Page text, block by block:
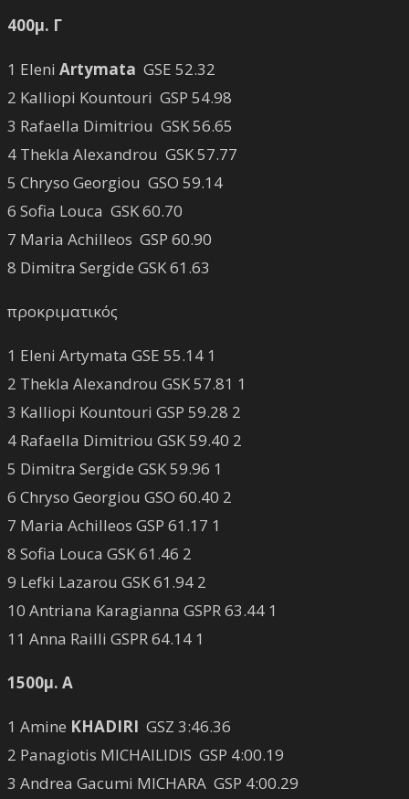
400μ. Γ
1 Eleni Artymata GSE 52.32
2 Kalliopi Kountouri GSP 54.98
3 Rafaella Dimitriou GSK 56.65
4 Thekla Alexandrou GSK 57.77
5 Chryso Georgiou GSO 59.14
6 Sofia Louca GSK 60.70
7 Maria Achilleos GSP 60.90
8 Dimitra Sergide GSK 61.63
προκριματικός
1 Eleni Artymata GSE 55.14 1
2 Thekla Alexandrou GSK 57.81 1
3 Kalliopi Kountouri GSP 59.28 2
4 Rafaella Dimitriou GSK 59.40 2
5 Dimitra Sergide GSK 59.96 1
6 Chryso Georgiou GSO 60.40 2
7 Maria Achilleos GSP 61.17 1
8 Sofia Louca GSK 61.46 2
9 Lefki Lazarou GSK 61.94 2
10 Antriana Karagianna GSPR 63.44 1
11 Anna Railli GSPR 64.14 1
1500μ. Α
1 Amine KHADIRI GSZ 3:46.36
2 Panagiotis MICHAILIDIS GSP 4:00.19
3 Andrea Gacumi MICHARA GSP 4:00.29